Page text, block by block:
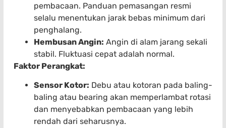
pembacaan. Panduan pemasangan resmi
selalu menentukan jarak bebas minimum dari
penghalang.
Hembusan Angin: Angin di alam jarang sekali
stabil. Fluktuasi cepat adalah normal.
Faktor Perangkat:
Sensor Kotor: Debu atau kotoran pada baling-
baling atau bearing akan memperlambat rotasi
dan menyebabkan pembacaan yang lebih
rendah dari seharusnya.